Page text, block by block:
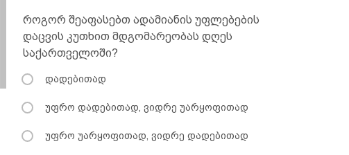
როგორ შეაფასებთ ადამიანის უფლებების
დაცვის კუთხით მდგომარეობას დღეს
საქართველოში?
დადებითად
უფრო დადებითად, ვიდრე უარყოფითად
უფრო უარყოფითად, ვიდრე დადებითად